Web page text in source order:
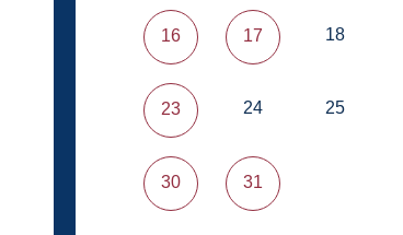
16 17 18
23 24 25
30 31